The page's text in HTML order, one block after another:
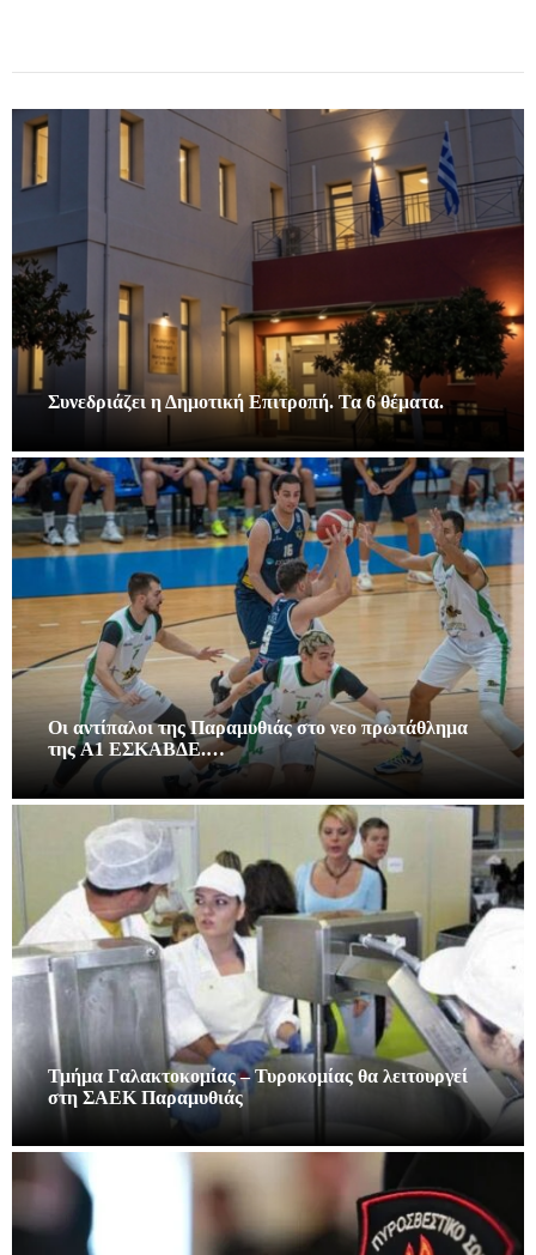
Συνεδριάζει η Δημοτική Επιτροπή. Τα 6 θέματα.
Οι αντίπαλοι της Παραμυθιάς στο νεο πρωτάθλημα
της A1 ΕΣΚΑΒΔΕ.…
Τμήμα Γαλακτοκομίας – Τυροκομίας θα λειτουργεί
στη ΣΑΕΚ Παραμυθιάς